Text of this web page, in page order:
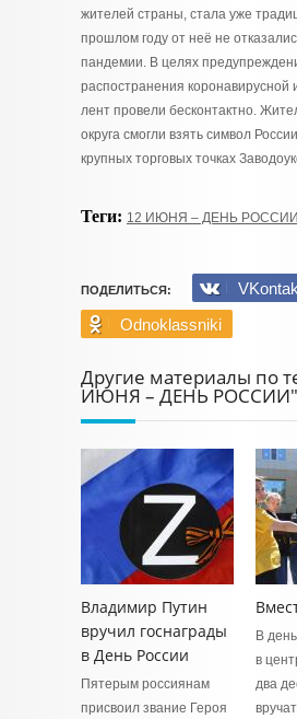
жителей страны, стала уже
прошлом году от неё не
пандемии. В целях
распостранения коронавирусной
лент провели бесконтактно.
округа смогли взять символ
крупных торговых точках
Теги: 12 ИЮНЯ – ДЕНЬ РОССИИ
ПОДЕЛИТЬСЯ:
Odnoklassniki
Другие материалы по
ИЮНЯ – ДЕНЬ РОССИИ"
Владимир Путин
вручил госнаграды
в День России
Пятерым россиянам
присвоил звание Героя
В
в
два